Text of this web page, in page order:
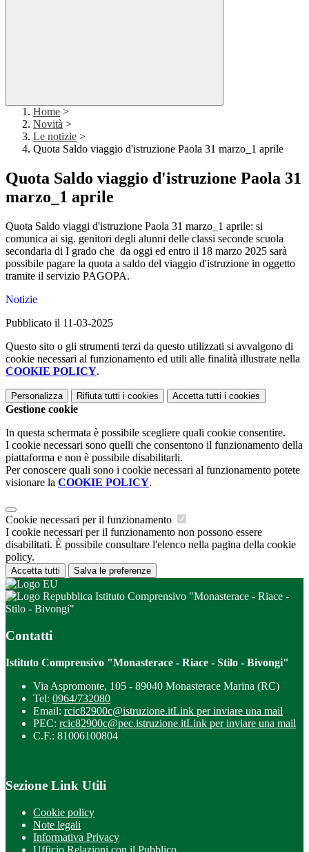
Home >
Novità >
Le notizie >
Quota Saldo viaggio d'istruzione Paola 31 marzo_1 aprile
Quota Saldo viaggio d'istruzione Paola 31
marzo_1 aprile
Quota Saldo viaggi d'istruzione Paola 31 marzo_1 aprile: si
comunica ai sig. genitori degli alunni delle classi seconde scuola
secondaria di I grado che da oggi ed entro il 18 marzo 2025 sarà
possibile pagare la quota a saldo del viaggio d'istruzione in oggetto
tramite il servizio PAGOPA.
Notizie
Pubblicato il 11-03-2025
Questo sito o gli strumenti terzi da questo utilizzati si avvalgono di
cookie necessari al funzionamento ed utili alle finalità illustrate nella
COOKIE POLICY.
Personalizza Rifiuta tutti i cookies Accetta tutti i cookies
Gestione cookie
In questa schermata è possibile scegliere quali cookie consentire.
I cookie necessari sono quelli che consentono il funzionamento della
piattaforma e non è possibile disabilitarli.
Per conoscere quali sono i cookie necessari al funzionamento potete
visionare la COOKIE POLICY.
Cookie necessari per il funzionamento
I cookie necessari per il funzionamento non possono essere
disabilitati. È possibile consultare l'elenco nella pagina della cookie
policy.
Accetta tutti Salva le preferenze
Istituto Comprensivo "Monasterace - Riace -
Stilo - Bivongi"
Contatti
Istituto Comprensivo "Monasterace - Riace - Stilo - Bivongi"
Via Aspromonte, 105 - 89040 Monasterace Marina (RC)
Tel: 0964/732080
Email: rcic82900c@istruzione.itLink per inviare una mail
PEC: rcic82900c@pec.istruzione.itLink per inviare una mail
C.F.: 81006100804
Sezione Link Utili
Cookie policy
Note legali
Informativa Privacy
Ufficio Relazioni con il Pubblico